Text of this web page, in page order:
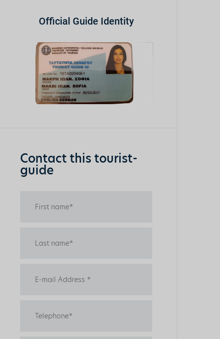
Official Guide Identity
Contact this tourist-
guide